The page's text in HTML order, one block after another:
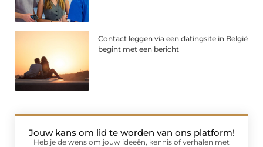
Contact leggen via een datingsite in België
begint met een bericht
Jouw kans om lid te worden van ons platform!
Heb je de wens om jouw ideeën, kennis of verhalen met